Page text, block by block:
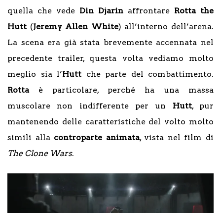
quella che vede Din Djarin affrontare Rotta the
Hutt (Jeremy Allen White) all’interno dell’arena.
La scena era già stata brevemente accennata nel
precedente trailer, questa volta vediamo molto
meglio sia l’Hutt che parte del combattimento.
Rottaè particolare, perché ha una massa
muscolare non indifferente per un Hutt, pur
mantenendo delle caratteristiche del volto molto
simili alla controparte animata, vista nel film di
The Clone Wars.